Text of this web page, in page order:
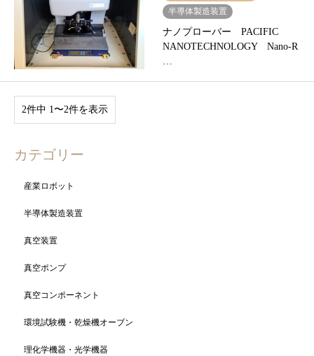
半導体製造装置
ナノプローバー PACIFIC
NANOTECHNOLOGY Nano-R
…
2件中 1〜2件を表示
カテゴリー
産業ロボット
半導体製造装置
真空装置
真空ポンプ
真空コンポーネント
環境試験機・乾燥機オーブン
理化学機器・光学機器